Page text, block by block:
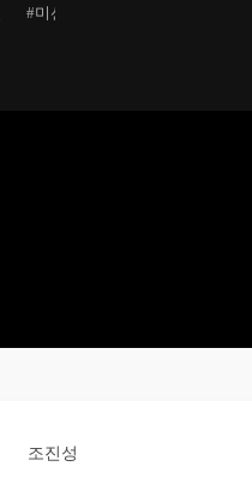
#미션완료 감사합니다
조진성